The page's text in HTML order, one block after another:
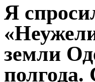
Я
земли
полгода.